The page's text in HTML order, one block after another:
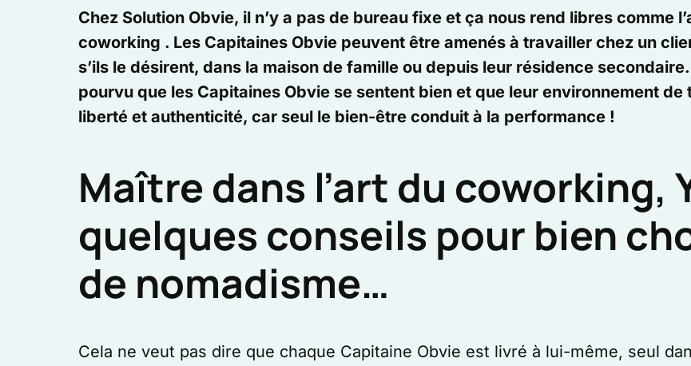
Chez Solution Obvie, il n’y a pas de bureau fixe et ça nous rend libres comme
coworking . Les Capitaines Obvie peuvent être amenés à travailler chez un
s’ils le désirent, dans la maison de famille ou depuis leur résidence
pourvu que les Capitaines Obvie se sentent bien et que leur environnement
liberté et authenticité, car seul le bien-être conduit à la performance !
Maître dans l’art du coworking,
quelques conseils pour bien
de nomadisme…
Cela ne veut pas dire que chaque Capitaine Obvie est livré à lui-même, seul